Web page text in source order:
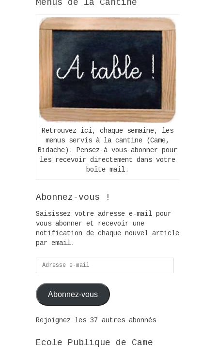
Menus de la Cantine
Retrouvez ici, chaque semaine, les
menus servis à la cantine (Came,
Bidache). Pensez à vous abonner pour
les recevoir directement dans votre
boîte mail.
Abonnez-vous !
Saisissez votre adresse e-mail pour
vous abonner et recevoir une
notification de chaque nouvel article
par email.
Adresse
e-
mail
Abonnez-vous
Rejoignez les 37 autres abonnés
Ecole Publique de Came